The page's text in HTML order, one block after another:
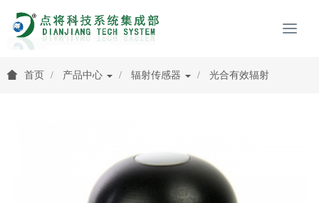
首页 产品中心 辐射传感器 光合有效辐射